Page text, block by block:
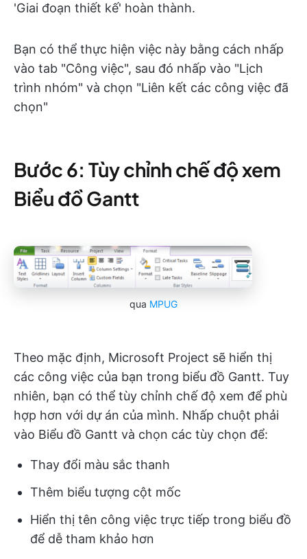
'Giai đoạn thiết kế' hoàn thành.
Bạn có thể thực hiện việc này bằng cách nhấp
vào tab "Công việc", sau đó nhấp vào "Lịch
trình nhóm" và chọn "Liên kết các công việc đã
chọn"
Bước 6: Tùy chỉnh chế độ xem
Biểu đồ Gantt
qua MPUG
Theo mặc định, Microsoft Project sẽ hiển thị
các công việc của bạn trong biểu đồ Gantt. Tuy
nhiên, bạn có thể tùy chỉnh chế độ xem để phù
hợp hơn với dự án của mình. Nhấp chuột phải
vào Biểu đồ Gantt và chọn các tùy chọn để:
Thay đổi màu sắc thanh
Thêm biểu tượng cột mốc
Hiển thị tên công việc trực tiếp trong biểu đồ
để dễ tham khảo hơn